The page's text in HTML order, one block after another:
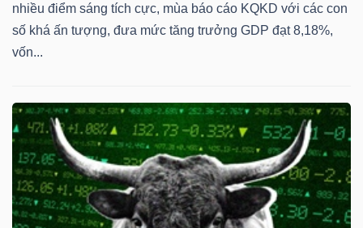
nhiều điểm sáng tích cực, mùa báo cáo KQKD với các con
số khá ấn tượng, đưa mức tăng trưởng GDP đạt 8,18%,
vốn...